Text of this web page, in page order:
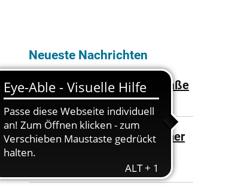
Neueste Nachrichten
Ampelregelung Lessingstraße
07.08.2026
Vollsperrung Dr.-Kurt-Fischer
Straße